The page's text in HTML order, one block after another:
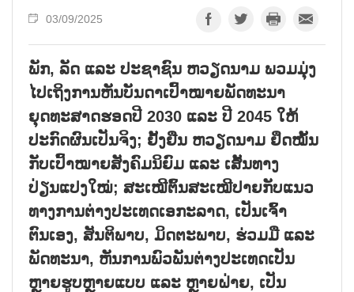
03/09/2025
ພັກ, ລັດ ແລະ ປະຊາຊົນ ຫວຽດນາມ ພວມມຸ່ງ
ໄປເຖິງການຫັນບັນດາເປົ້າໝາຍພັດທະນາ
ຍຸດທະສາດຮອດປີ 2030 ແລະ ປີ 2045 ໃຫ້
ປະກົດຜົນເປັນຈິງ; ຢັ້ງຢືນ ຫວຽດນາມ ຢຶດໝັ້ນ
ກັບເປົ້າໝາຍສັງຄົມນິຍົມ ແລະ ເສັ້ນທາງ
ປ່ຽນແປງໃໝ່; ສະເໝີຕົ້ນສະເໝີປາຍກັບແນວ
ທາງການຕ່າງປະເທດເອກະລາດ, ເປັນເຈົ້າ
ຕົນເອງ, ສັນຕິພາບ, ມິດຕະພາບ, ຮ່ວມມື ແລະ
ພັດທະນາ, ຫັນການພົວພັນຕ່າງປະເທດເປັນ
ຫຼາຍຮູບຫຼາຍແບບ ແລະ ຫຼາຍຝ່າຍ, ເປັນ